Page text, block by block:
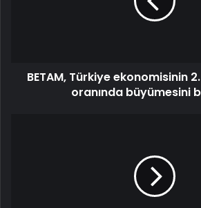
BETAM, Türkiye ekonomisinin
oranında büyümesini